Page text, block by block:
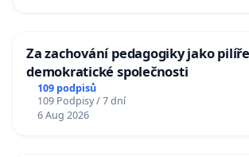
Za zachování pedagogiky jako
demokratické společnosti
109 podpisů
109 Podpisy / 7 dní
6 Aug 2026